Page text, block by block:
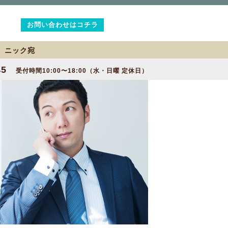
お問い合わせはコチラ
ック宛
受付時間10:00〜18:00（水・日曜 定休日）